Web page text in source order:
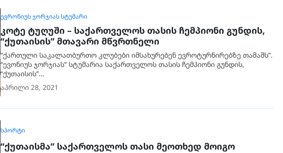
ᲔᲕᲠᲝᲜᲘᲣᲡ ᲯᲝᲠᲯᲘᲐᲡ ᲡᲢᲣᲛᲐᲠᲘ
კოტე ტუღუში – საქართველოს თასის ჩემპიონი გუნდის,
“ქუთაისის” მთავარი მწვრთნელი
“ქართული საკალათბურთო კლუბები იმსახურებენ ევროტურნირებზე თამაშს”.
“ევონიუს ჯორჯიას” სტუმარია საქართველოს თასის ჩემპიონი გუნდის,
“ქუთაისის”…
აპრილი 28, 2021
ᲡᲞᲝᲠᲢᲘ
“ქუთაისმა” საქართველოს თასი მეოთხედ მოიგო